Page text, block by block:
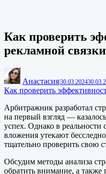
Как проверить
рекламной
Анастасия|30.03.2024
Как проверить
Арбитражник разработал
на первый взгляд —
успех. Однако в реальности
вложения утекают
тщательно проверить свою
Обсудим методы анализа
обратить внимание, а также